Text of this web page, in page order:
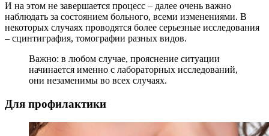
И на этом не завершается процесс – далее очень важно
наблюдать за состоянием больного, всеми изменениями. В
некоторых случаях проводятся более серьезные исследования
– сцинтиграфия, томографии разных видов.
Важно: в любом случае, прояснение ситуации
начинается именно с лабораторных исследований,
они незаменимы во всех случаях.
Для профилактики